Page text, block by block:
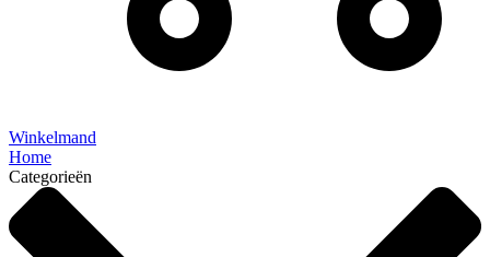
Winkelmand
Home
Categorieën